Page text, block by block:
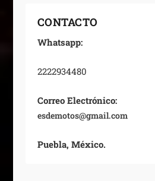
CONTACTO
Whatsapp:
2222934480
Correo Electrónico:
esdemotos@gmail.com
Puebla, México.